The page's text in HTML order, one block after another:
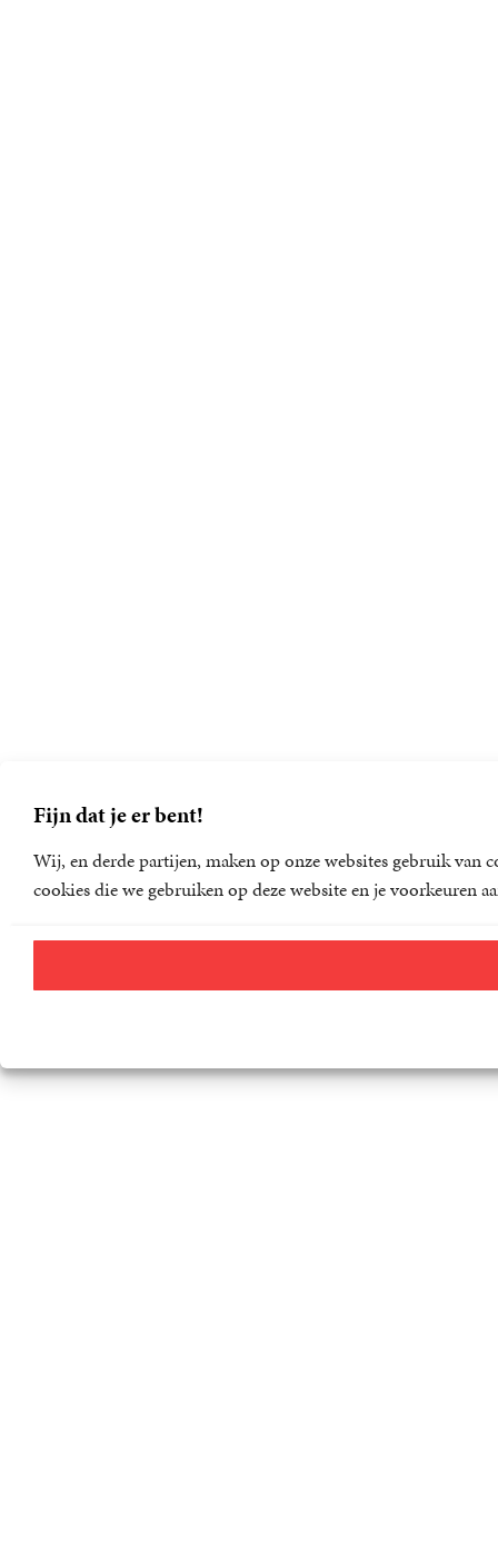
Fijn dat je er bent!
Wij, en derde partijen, maken op onze websites gebruik van
cookies die we gebruiken op deze website en je voorkeuren